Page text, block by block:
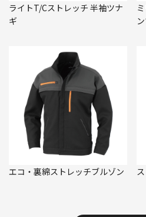
ライトT/Cストレッチ 半袖ツナ
ギ
エコ・裏綿ストレッチブルゾン